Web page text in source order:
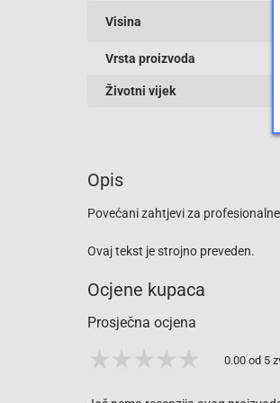
Visina
Vrsta proizvoda
Životni vijek
Opis
Povećani zahtjevi za
Ovaj tekst je strojno preveden.
Ocjene kupaca
Prosječna ocjena
0.00 od 5